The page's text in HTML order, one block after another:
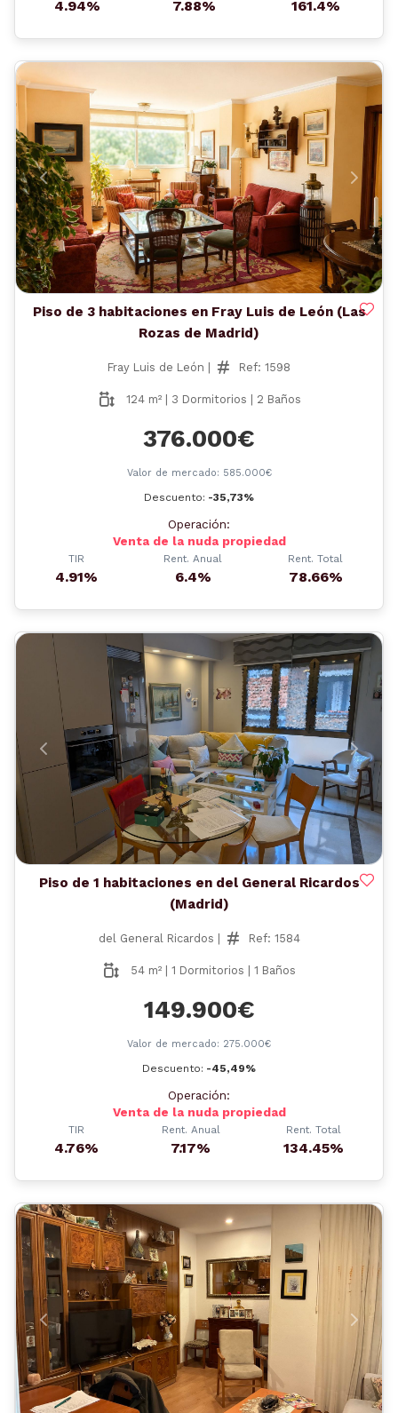
4.94% 7.88% 161.4%
Anterior
Piso de 3 habitaciones en Fray Luis de León (Las
Rozas de Madrid)
Fray Luis de León | Ref: 1598
124 m² | 3 Dormitorios | 2 Baños
376.000€
Valor de mercado: 585.000€
Descuento: -35,73%
Operación:
Venta de la nuda propiedad
TIR
4.91%
Rent. Anual
6.4%
Rent. Total
78.66%
Anterior
Piso de 1 habitaciones en del General Ricardos
(Madrid)
del General Ricardos | Ref: 1584
54 m² | 1 Dormitorios | 1 Baños
149.900€
Valor de mercado: 275.000€
Descuento: -45,49%
Operación:
Venta de la nuda propiedad
TIR
4.76%
Rent. Anual
7.17%
Rent. Total
134.45%
Anterior